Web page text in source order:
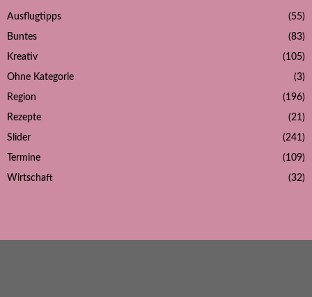
Ausflugtipps (55)
Buntes (83)
Kreativ (105)
Ohne Kategorie (3)
Region (196)
Rezepte (21)
Slider (241)
Termine (109)
Wirtschaft (32)